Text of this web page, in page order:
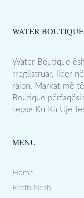
WATER
Water Boutique
rregjistruar, lider
rajon. Markat më
Boutique
sepse Ku Ka Uje
MENU
Home
Rreth Nesh